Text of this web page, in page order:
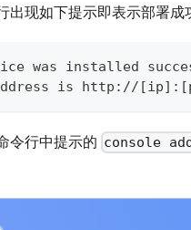
现如下提示即表示部署成
was installed
address is http://
令行中提示的 console